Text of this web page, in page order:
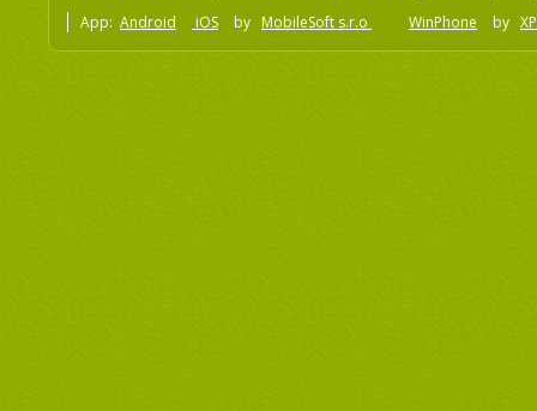
App: Android iOS by MobileSoft s.r.o WinPhone by